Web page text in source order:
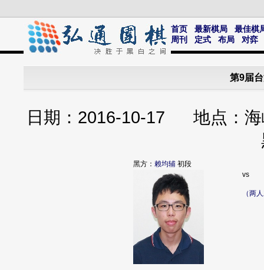
首页 最新棋局
最佳棋
周刊
定式 布局 对弈
第9届
日期：2016-10-17 地点
黑方： 赖均辅 初段
vs
（两